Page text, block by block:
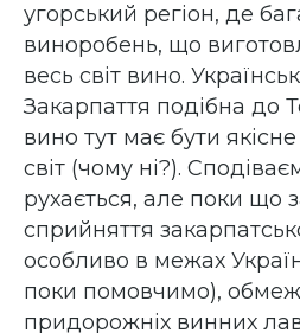
угорський регіон, де
виноробень, що
весь світ вино.
Закарпаття подібна до
вино тут має бути
світ (чому ні?).
рухається, але поки що
сприйняття
особливо в межах
поки помовчимо),
придорожніх винних